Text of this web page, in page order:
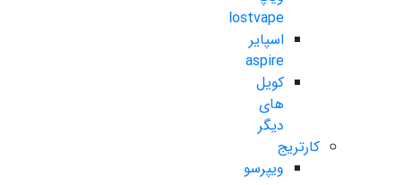
lostvape
اسپایر
aspire
کویل
های
دیگر
کارتریج
ویپرسو